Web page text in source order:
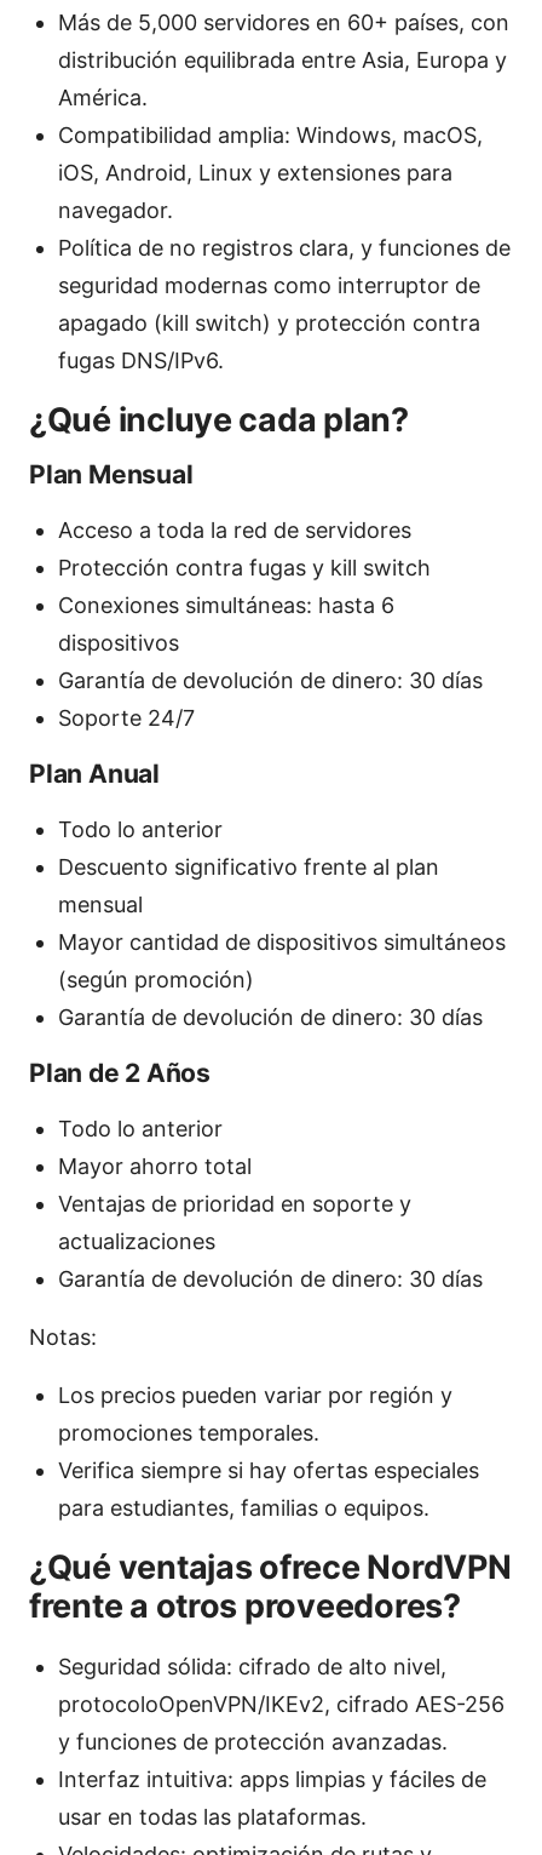
Más de 5,000 servidores en 60+ países, con
distribución equilibrada entre Asia, Europa y
América.
Compatibilidad amplia: Windows, macOS,
iOS, Android, Linux y extensiones para
navegador.
Política de no registros clara, y funciones de
seguridad modernas como interruptor de
apagado (kill switch) y protección contra
fugas DNS/IPv6.
¿Qué incluye cada plan?
Plan Mensual
Acceso a toda la red de servidores
Protección contra fugas y kill switch
Conexiones simultáneas: hasta 6
dispositivos
Garantía de devolución de dinero: 30 días
Soporte 24/7
Plan Anual
Todo lo anterior
Descuento significativo frente al plan
mensual
Mayor cantidad de dispositivos simultáneos
(según promoción)
Garantía de devolución de dinero: 30 días
Plan de 2 Años
Todo lo anterior
Mayor ahorro total
Ventajas de prioridad en soporte y
actualizaciones
Garantía de devolución de dinero: 30 días
Notas:
Los precios pueden variar por región y
promociones temporales.
Verifica siempre si hay ofertas especiales
para estudiantes, familias o equipos.
¿Qué ventajas ofrece NordVPN
frente a otros proveedores?
Seguridad sólida: cifrado de alto nivel,
protocoloOpenVPN/IKEv2, cifrado AES-256
y funciones de protección avanzadas.
Interfaz intuitiva: apps limpias y fáciles de
usar en todas las plataformas.